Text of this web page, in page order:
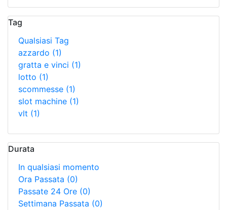
Tag
Qualsiasi Tag
azzardo (1)
gratta e vinci (1)
lotto (1)
scommesse (1)
slot machine (1)
vlt (1)
Durata
In qualsiasi momento
Ora Passata (0)
Passate 24 Ore (0)
Settimana Passata (0)